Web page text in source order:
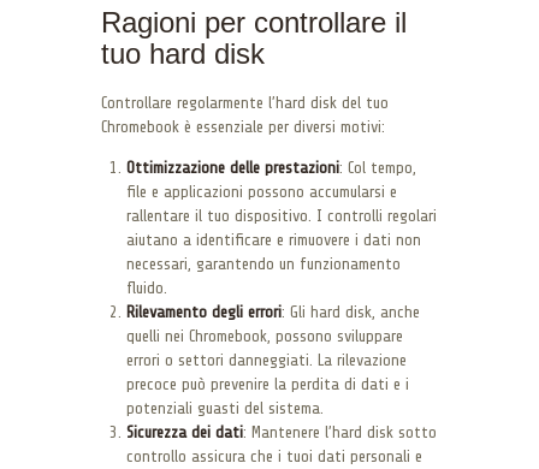
Ragioni per controllare il
tuo hard disk
Controllare regolarmente l’hard disk del tuo
Chromebook è essenziale per diversi motivi:
Ottimizzazione delle prestazioni: Col tempo,
file e applicazioni possono accumularsi e
rallentare il tuo dispositivo. I controlli regolari
aiutano a identificare e rimuovere i dati non
necessari, garantendo un funzionamento
fluido.
Rilevamento degli errori: Gli hard disk, anche
quelli nei Chromebook, possono sviluppare
errori o settori danneggiati. La rilevazione
precoce può prevenire la perdita di dati e i
potenziali guasti del sistema.
Sicurezza dei dati: Mantenere l’hard disk sotto
controllo assicura che i tuoi dati personali e